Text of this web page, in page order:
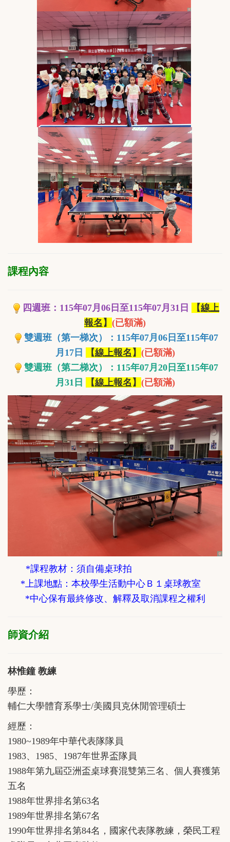
課程內容
四週班：115年07月06日至115年07月31日 【線上
報名 】 (已額滿)
雙週班（第一梯次）：115年07月06日至115年07
月17日
【線上報名 】 (已額滿)
雙週班（第二梯次）：115年07月20日至115年07
月31日
【線上報名 】 (已額滿)
*課程教材：須自備桌球拍
*上課地點：本校學生活動中心Ｂ１桌球教室
*中心保有最終修改、解釋及取消課程之權利
師資介紹
林惟鐘 教練
學歷：
輔仁大學體育系學士/美國貝克休閒管理碩士
經歷：
1980~1989年中華代表隊隊員
1983、1985、1987年世界盃隊員
1988年第九屆亞洲盃桌球賽混雙第三名、個人賽獲第
五名
1988年世界排名第63名
1989年世界排名第67名
1990年世界排名第84名，國家代表隊教練，榮民工程